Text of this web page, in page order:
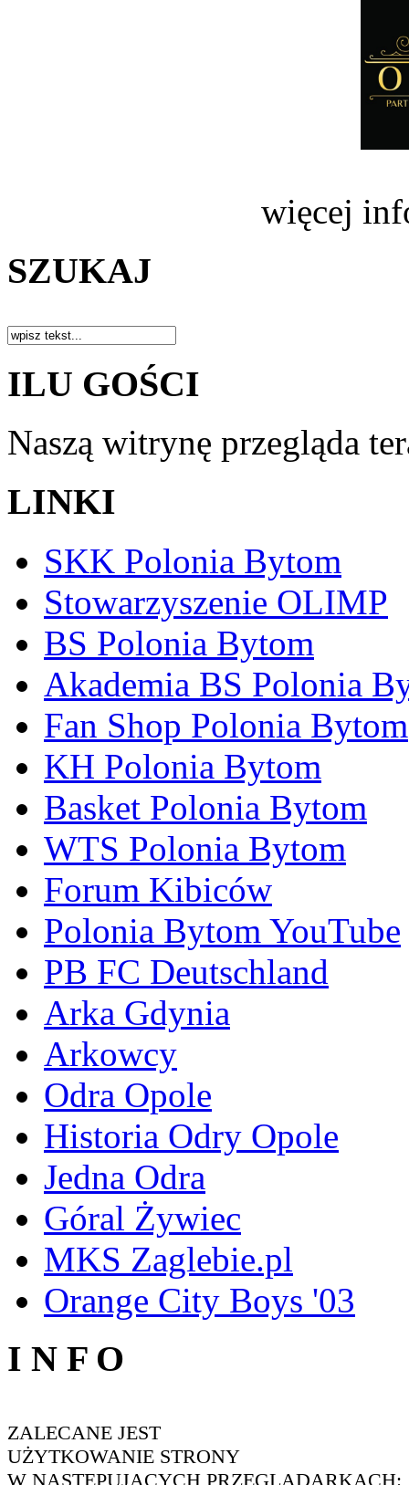
więcej
SZUKAJ
ILU GOŚCI
Naszą witrynę przegląda
LINKI
SKK Polonia Bytom
Stowarzyszenie OLIMP
BS Polonia Bytom
Akademia BS Polonia
Fan Shop Polonia Bytom
KH Polonia Bytom
Basket Polonia Bytom
WTS Polonia Bytom
Forum Kibiców
Polonia Bytom YouTube
PB FC Deutschland
Arka Gdynia
Arkowcy
Odra Opole
Historia Odry Opole
Jedna Odra
Góral Żywiec
MKS Zaglebie.pl
Orange City Boys '03
I N F O
ZALECANE JEST
UŻYTKOWANIE STRONY
W NASTĘPUJĄCYCH PRZEGLĄDARKACH: